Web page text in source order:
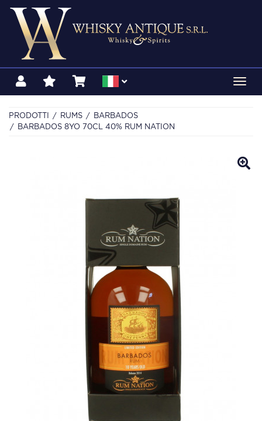
PRODOTTI RUMS
BARBADOS
BARBADOS 8YO 70CL 40% RUM NATION